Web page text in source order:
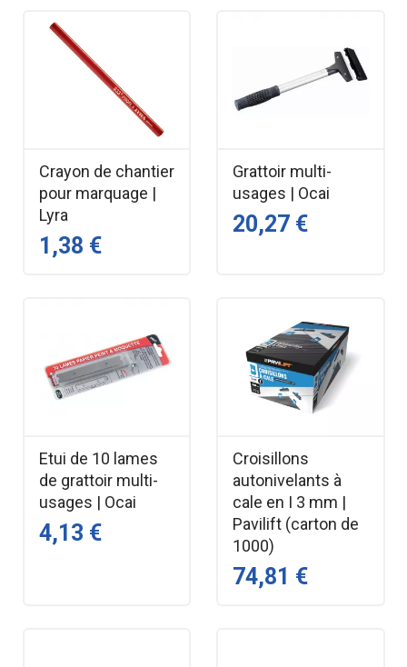
Crayon de chantier
pour marquage |
Lyra
1,38 €
Grattoir multi-
usages | Ocai
20,27 €
Etui de 10 lames
de grattoir multi-
usages | Ocai
4,13 €
Croisillons
autonivelants à
cale en I 3 mm |
Pavilift (carton de
1000)
74,81 €